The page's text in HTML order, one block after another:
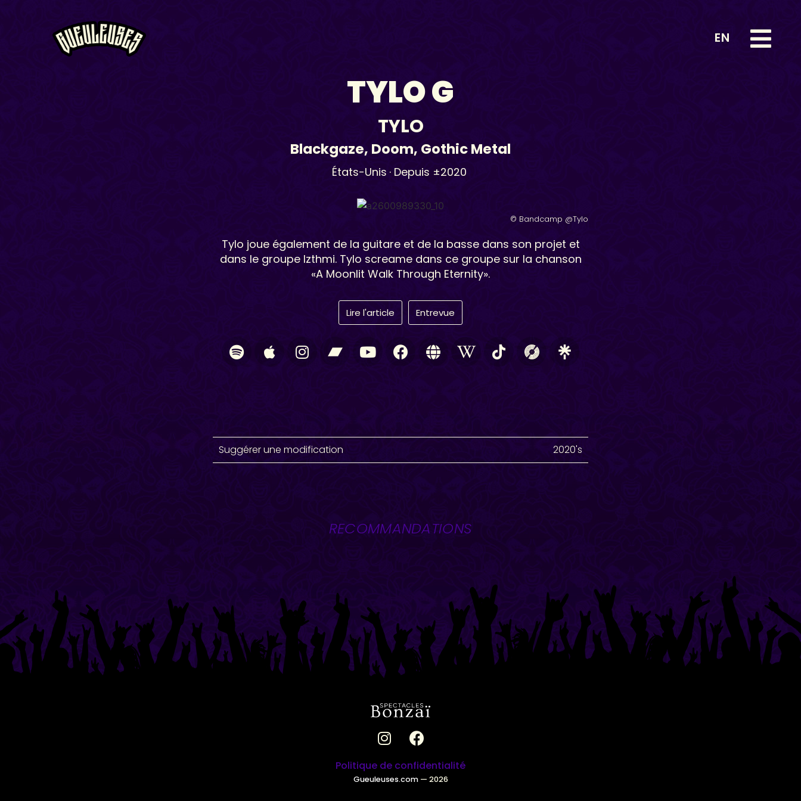
EN
TYLO G
TYLO
Blackgaze, Doom, Gothic Metal
États-Unis · Depuis ±2020
© Bandcamp @Tylo
Tylo joue également de la guitare et de la basse dans son projet et
dans le groupe Izthmi. Tylo screame dans ce groupe sur la chanson
«A Moonlit Walk Through Eternity».
Lire l'article Entrevue
Suggérer une modification 2020's
RECOMMANDATIONS
Politique de confidentialité
Gueuleuses.com— 2026